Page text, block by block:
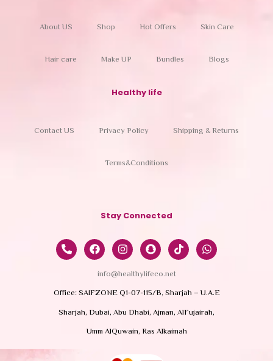
About US Shop Hot Offers Skin Care
Hair care Make UP Bundles Blogs
Healthy life
Contact US Privacy Policy Shipping & Returns
Terms&Conditions
Stay Connected
info@healthylifeco.net
Office: SAIFZONE Q1-07-115/B, Sharjah – U.A.E
Sharjah, Dubai, Abu Dhabi, Ajman, AlFujairah,
Umm AlQuwain, Ras Alkaimah